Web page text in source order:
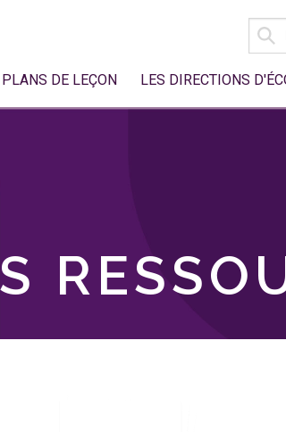
FOR:
PLANS DE LEÇON LES DIRECTIONS